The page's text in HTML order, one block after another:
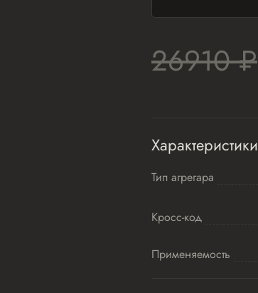
26910 ₽
Характеристики
Тип агрегара
Кросс-код
Применяемость